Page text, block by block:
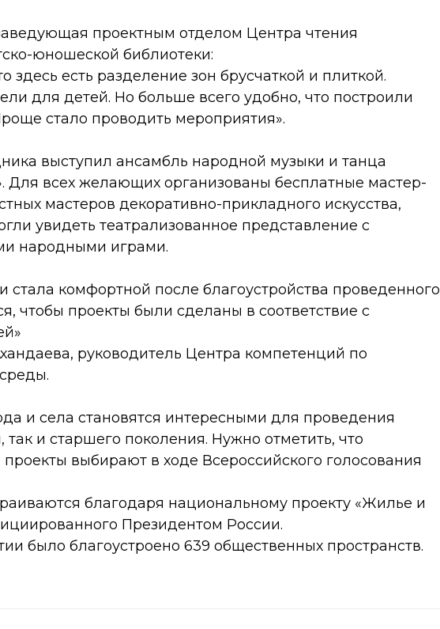
проектным отделом Центра чтения
юношеской библиотеки:
здесь есть разделение зон брусчаткой и плиткой.
для детей. Но больше всего удобно, что построили
стало проводить мероприятия».
выступил ансамбль народной музыки и танца
Для всех желающих организованы бесплатные мастер-
мастеров декоративно-прикладного искусства,
увидеть театрализованное представление с
народными играми.
комфортной после благоустройства проведенного
чтобы проекты были сделаны в соответствие с
руководитель Центра компетенций по
и села становятся интересными для проведения
и старшего поколения. Нужно отметить, что
выбирают в ходе Всероссийского голосования
благодаря национальному проекту «Жилье и
Президентом России.
было благоустроено 639 общественных пространств.